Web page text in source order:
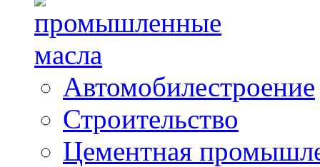
Автомобилестроение
Строительство
Цементная